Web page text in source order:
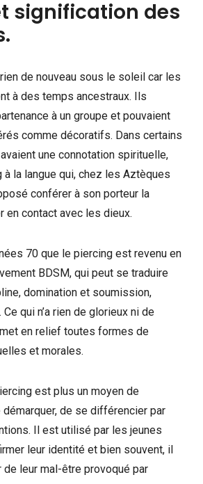
signification des
rien de nouveau sous le soleil car les
à des temps ancestraux. Ils
à un groupe et pouvaient
comme décoratifs. Dans certains
une connotation spirituelle,
la langue qui, chez les Aztèques
conférer à son porteur la
en contact avec les dieux.
70 que le piercing est revenu en
BDSM, qui peut se traduire
domination et soumission,
qui n’a rien de glorieux ni de
en relief toutes formes de
et morales.
est plus un moyen de
démarquer, de se différencier par
Il est utilisé par les jeunes
leur identité et bien souvent, il
de leur mal-être provoqué par